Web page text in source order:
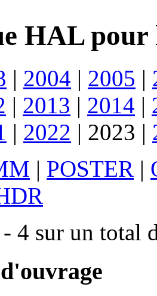
HAL pour
| 2004 | 2005 |
| 2013 | 2014 |
| 2022 | 2023 |
| POSTER |
4 sur un total